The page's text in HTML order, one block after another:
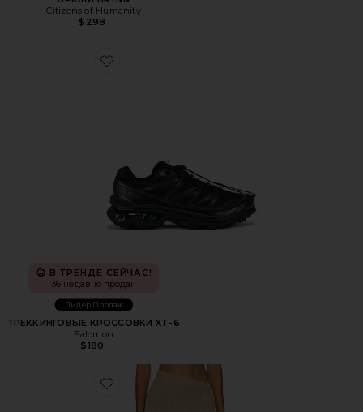
Citizens of Humanity
$298
Favorite ТРЕККИНГОВЫЕ КРОССОВКИ XT-6
В ТРЕНДЕ СЕЙЧАС!
36 недавно продан
Лидер Продаж
ТРЕККИНГОВЫЕ КРОССОВКИ XT-6
Salomon
$180
Favorite ЮБКА HEART OF GOLD